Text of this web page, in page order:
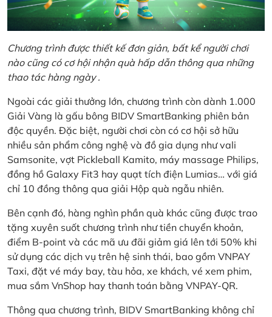
Chương trình được thiết kế đơn giản, bất kể người chơi
nào cũng có cơ hội nhận quà hấp dẫn thông qua những
thao tác hàng ngày .
Ngoài các giải thưởng lớn, chương trình còn dành 1.000
Giải Vàng là gấu bông BIDV SmartBanking phiên bản
độc quyền. Đặc biệt, người chơi còn có cơ hội sở hữu
nhiều sản phẩm công nghệ và đồ gia dụng như vali
Samsonite, vợt Pickleball Kamito, máy massage Philips,
đồng hồ Galaxy Fit3 hay quạt tích điện Lumias… với giá
chỉ 10 đồng thông qua giải Hộp quà ngẫu nhiên.
Bên cạnh đó, hàng nghìn phần quà khác cũng được trao
tặng xuyên suốt chương trình như tiền chuyển khoản,
điểm B-point và các mã ưu đãi giảm giá lên tới 50% khi
sử dụng các dịch vụ trên hệ sinh thái, bao gồm VNPAY
Taxi, đặt vé máy bay, tàu hỏa, xe khách, vé xem phim,
mua sắm VnShop hay thanh toán bằng VNPAY-QR.
Thông qua chương trình, BIDV SmartBanking không chỉ